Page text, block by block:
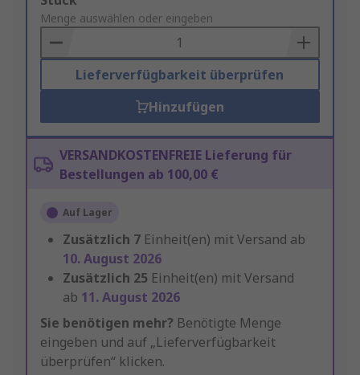
to
Basket
Menge auswählen oder eingeben
Lieferverfügbarkeit überprüfen
Hinzufügen
VERSANDKOSTENFREIE Lieferung für
Bestellungen ab 100,00 €
Auf Lager
Zusätzlich 7 Einheit(en) mit Versand ab
10. August 2026
Zusätzlich 25 Einheit(en) mit Versand
ab 11. August 2026
Sie benötigen mehr? Benötigte Menge
eingeben und auf „Lieferverfügbarkeit
überprüfen“ klicken.